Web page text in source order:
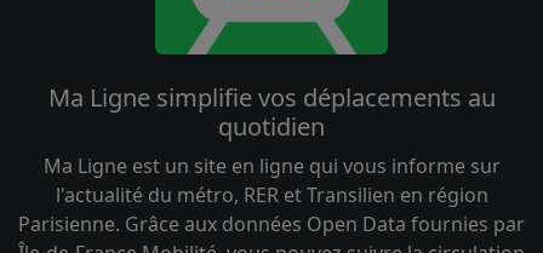
Ma Ligne simplifie vos déplacements au
quotidien
Ma Ligne est un site en ligne qui vous informe sur
l'actualité du métro, RER et Transilien en région
Parisienne. Grâce aux données Open Data fournies par